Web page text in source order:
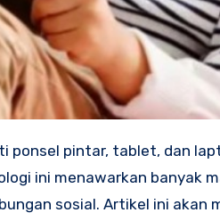
ponsel pintar, tablet, dan
ini menawarkan banyak
sosial. Artikel ini